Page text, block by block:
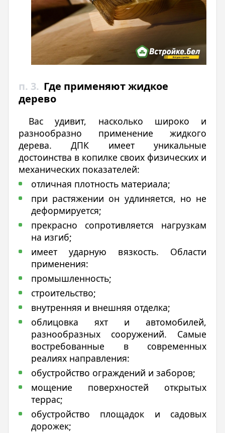
п. 3. Где применяют жидкое
дерево
Вас удивит, насколько широко и
разнообразно применение жидкого
дерева. ДПК имеет уникальные
достоинства в копилке своих физических и
механических показателей:
отличная плотность материала;
при растяжении он удлиняется, но не
деформируется;
прекрасно сопротивляется нагрузкам
на изгиб;
имеет ударную вязкость. Области
применения:
промышленность;
строительство;
внутренняя и внешняя отделка;
облицовка яхт и автомобилей,
разнообразных сооружений. Самые
востребованные в современных
реалиях направления:
обустройство ограждений и заборов;
мощение поверхностей открытых
террас;
обустройство площадок и садовых
дорожек;